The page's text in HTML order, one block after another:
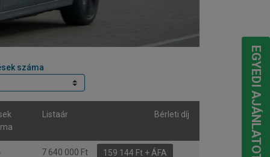
száma
Listaár Bérleti díj
7 640 000 Ft 159 144 Ft + ÁFA EGYEDI AJÁNLATOT KÉREK